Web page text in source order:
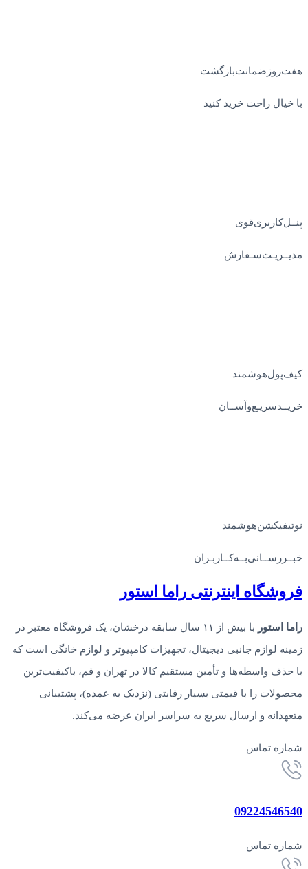
هفت‌روز‌ضمانت‌بازگشت
با خیال راحت خرید کنید
پنــل‌کاربری‌قوی
مدیــریـت‌سـفارش
کیف‌پول‌هوشمند
خریــد‌سریـع‌و‌آســان
نوتیفیکشن‌هوشمند
خبــررســانی‌بــه‌کــاربـران
فروشگاه‌ اینترنتی‌ راما استور
راما استور
با بیش از ۱۱ سال سابقه درخشان، یک فروشگاه معتبر در
زمینه لوازم جانبی دیجیتال، تجهیزات کامپیوتر و لوازم خانگی است که
با حذف واسطه‌ها و تأمین مستقیم کالا در تهران و قم، باکیفیت‌ترین
محصولات را با قیمتی بسیار رقابتی (نزدیک به عمده)، پشتیبانی
متعهدانه و ارسال سریع به سراسر ایران عرضه می‌کند.
شماره تماس
09224546540
شماره تماس